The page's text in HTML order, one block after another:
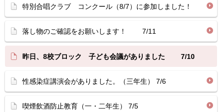
特別合唱クラブ コンクール（8/7）に参加しました！
落し物のご確認をお願いします！ 7/11
昨日、8校ブロック 子ども会議がありました 7/10
性感染症講演会がありました。（三年生） 7/6
喫煙飲酒防止教育（一・二年生） 7/5